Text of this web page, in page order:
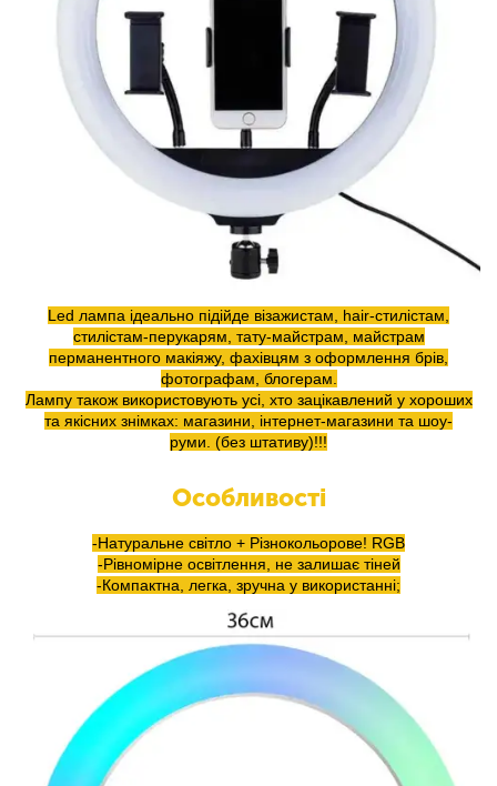
Led лампа ідеально підійде візажистам, hair-стилістам,
стилістам-перукарям, тату-майстрам, майстрам
перманентного макіяжу, фахівцям з оформлення брів,
фотографам, блогерам.
Лампу також використовують усі, хто зацікавлений у хороших
та якісних знімках: магазини, інтернет-магазини та шоу-
руми. (без штативу)!!!
Особливості
-Натуральне світло + Різнокольорове! RGB
-Рівномірне освітлення, не залишає тіней
-Компактна, легка, зручна у використанні;